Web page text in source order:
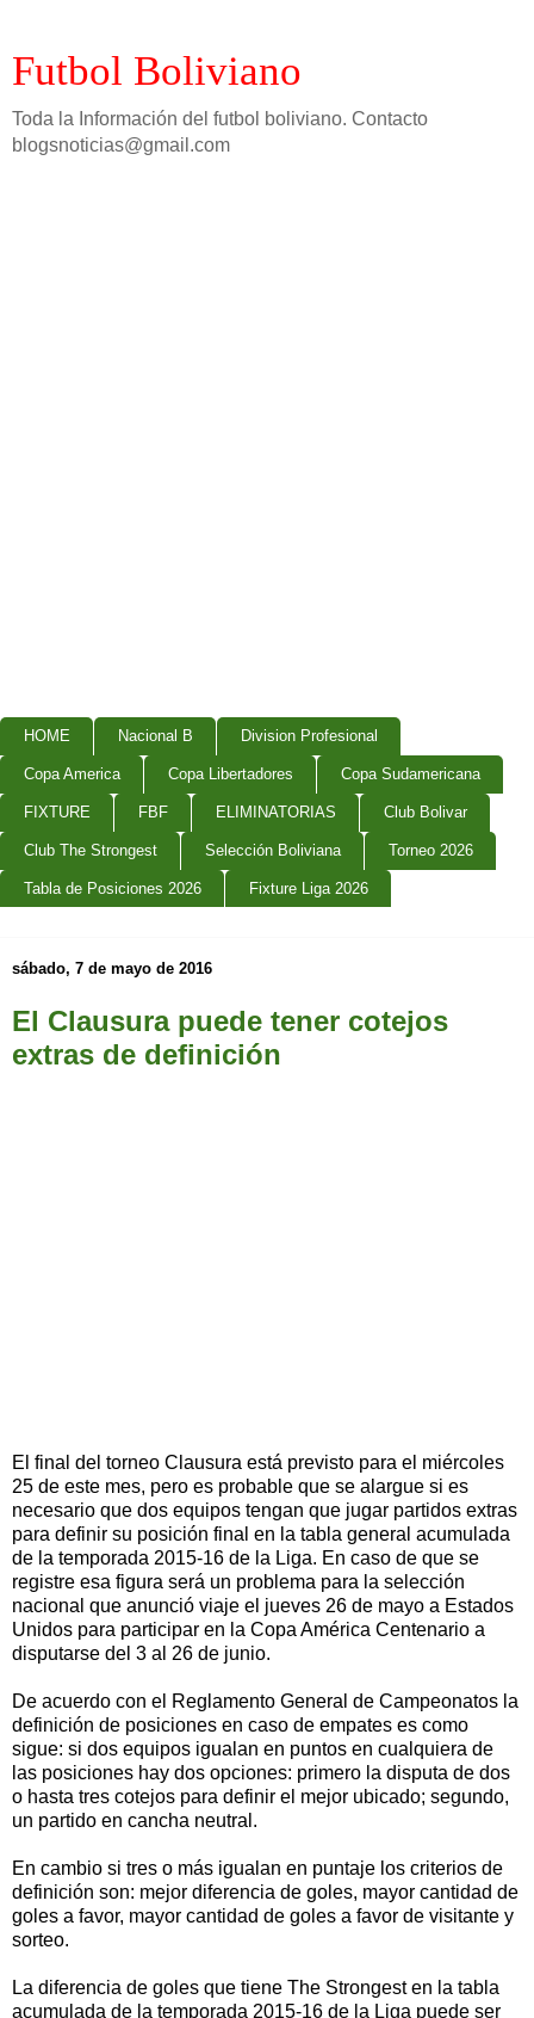
Futbol Boliviano
Toda la Información del futbol boliviano. Contacto
blogsnoticias@gmail.com
HOME Nacional B Division Profesional
Copa America Copa Libertadores Copa Sudamericana
FIXTURE FBF ELIMINATORIAS Club Bolivar
Club The Strongest Selección Boliviana Torneo 2026
Tabla de Posiciones 2026 Fixture Liga 2026
sábado, 7 de mayo de 2016
El Clausura puede tener cotejos
extras de definición
El final del torneo Clausura está previsto para el miércoles
25 de este mes, pero es probable que se alargue si es
necesario que dos equipos tengan que jugar partidos extras
para definir su posición final en la tabla general acumulada
de la temporada 2015-16 de la Liga. En caso de que se
registre esa figura será un problema para la selección
nacional que anunció viaje el jueves 26 de mayo a Estados
Unidos para participar en la Copa América Centenario a
disputarse del 3 al 26 de junio.
De acuerdo con el Reglamento General de Campeonatos la
definición de posiciones en caso de empates es como
sigue: si dos equipos igualan en puntos en cualquiera de
las posiciones hay dos opciones: primero la disputa de dos
o hasta tres cotejos para definir el mejor ubicado; segundo,
un partido en cancha neutral.
En cambio si tres o más igualan en puntaje los criterios de
definición son: mejor diferencia de goles, mayor cantidad de
goles a favor, mayor cantidad de goles a favor de visitante y
sorteo.
La diferencia de goles que tiene The Strongest en la tabla
acumulada de la temporada 2015-16 de la Liga puede ser